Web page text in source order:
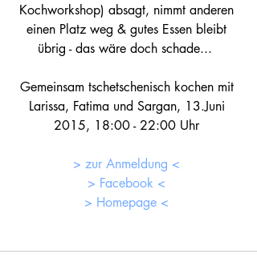
Kochworkshop) absagt, nimmt anderen
einen Platz weg & gutes Essen bleibt
übrig - das wäre doch schade...
Gemeinsam tschetschenisch kochen mit
Larissa, Fatima und Sargan, 13.Juni
2015, 18:00 - 22:00 Uhr
> zur Anmeldung <
> Facebook <
> Homepage <